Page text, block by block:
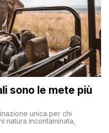
sono le mete più
unica per chi
natura incontaminata,